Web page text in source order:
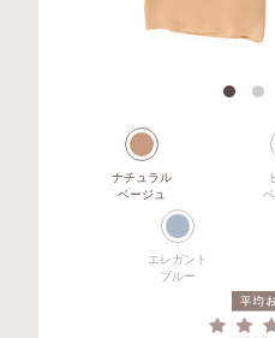
ナチュラル
ベージュ
エレガント
ブルー